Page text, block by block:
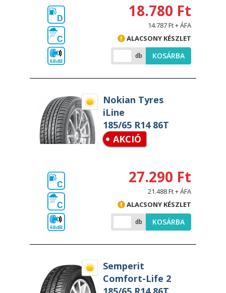
D
C
68dB
18.780 Ft
14.787 Ft + ÁFA
ALACSONY KÉSZLET
db KOSÁRBA
Nokian Tyres
iLine
185/65 R14 86T
AKCIÓ
C
C
68dB
27.290 Ft
21.488 Ft + ÁFA
ALACSONY KÉSZLET
db KOSÁRBA
Semperit
Comfort-Life 2